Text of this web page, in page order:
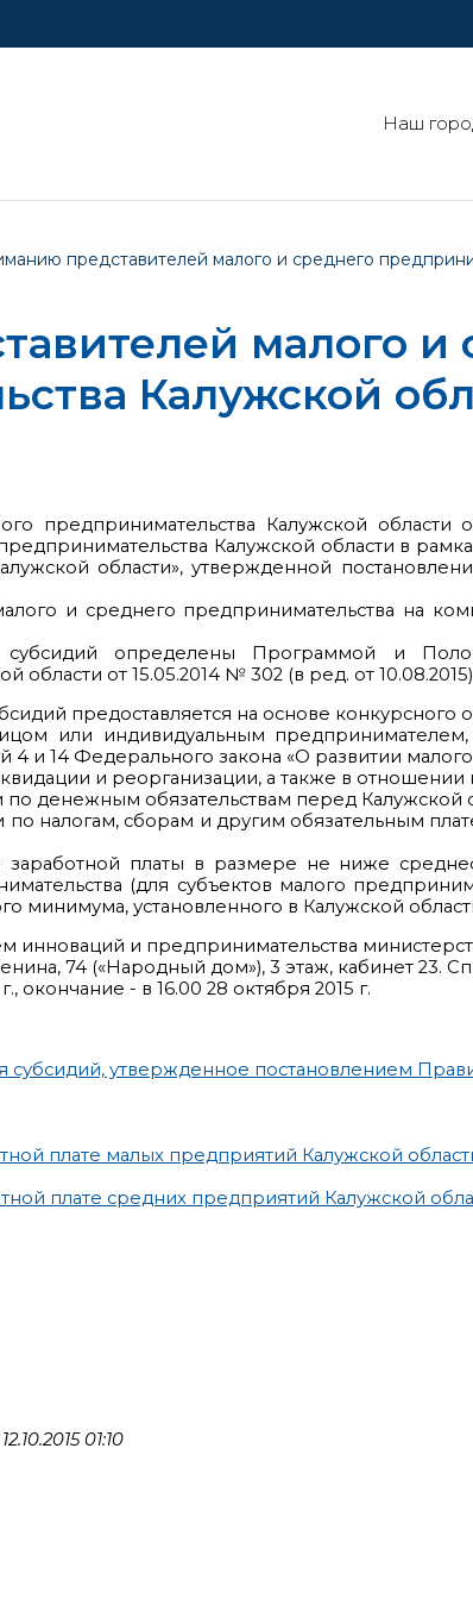
Наш
представителей малого и среднего
малого и
Калужской
предпринимательства Калужской области
Калужской области в
области», утвержденной
и среднего предпринимательства на
субсидий определены Программой и
области от 15.05.2014 № 302 (в ред. от
предоставляется на основе
или индивидуальным
4 и 14 Федерального закона «О развитии
и реорганизации, а также в
по денежным обязательствам перед Калужской
по налогам, сборам и другим обязательным
платы в размере не ниже
(для субъектов малого
минимума, установленного в Калужской
инноваций и предпринимательства
74 («Народный дом»), 3 этаж, кабинет 23.
окончание - в 16.00 28 октября 2015 г.
утвержденное постановлением
плате малых предприятий Калужской
плате средних предприятий Калужской
01:10